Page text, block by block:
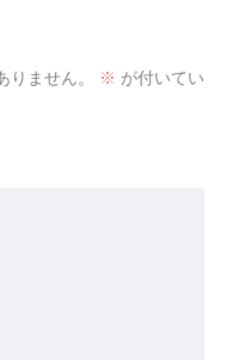
ません。 ※ が付いてい